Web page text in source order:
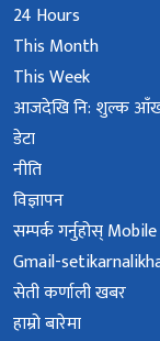
24 Hours
This Month
This Week
आजदेखि नि: शुल्क
डेटा
नीति
विज्ञापन
सम्पर्क गर्नुहोस्
Gmail-
सेती कर्णाली खबर
हाम्रो बारेमा